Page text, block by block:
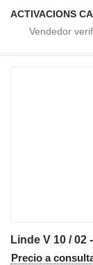
ACTIVACIONS
Linde V 10 / 02
Precio a